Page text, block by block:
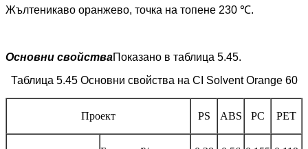
Жълтеникаво оранжево, точка на топене 230 ℃.
Основни свойстваПоказано в таблица 5.45.
Таблица 5.45 Основни свойства на CI Solvent Orange 60
Проект PS ABS PC PET